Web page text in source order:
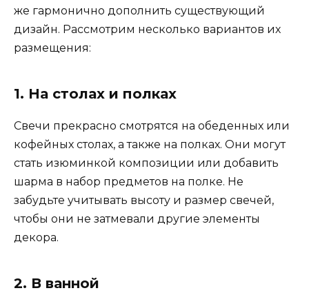
же гармонично дополнить существующий
дизайн. Рассмотрим несколько вариантов их
размещения:
1. На столах и полках
Свечи прекрасно смотрятся на обеденных или
кофейных столах, а также на полках. Они могут
стать изюминкой композиции или добавить
шарма в набор предметов на полке. Не
забудьте учитывать высоту и размер свечей,
чтобы они не затмевали другие элементы
декора.
2. В ванной